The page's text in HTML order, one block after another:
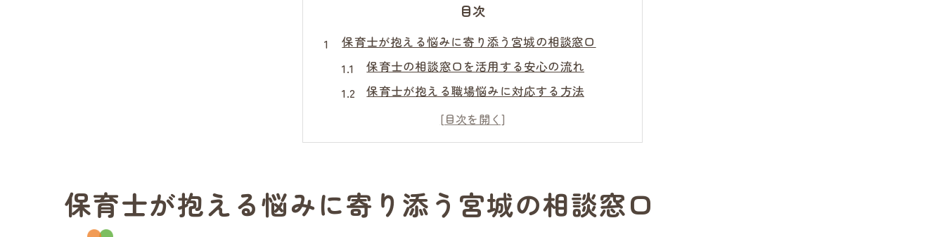
目次
保育士が抱える悩みに寄り添う宮城の相談窓口
保育士の相談窓口を活用する安心の流れ
保育士が抱える職場悩みに対応する方法
宮城県保育士支援センターのサポート内容
悩みを相談できる保育士のための体制とは
宮城県で利用可能な保育士向けカウンセリング情報
保育士が宮城県で受けるカウンセリングの特徴
保育士が抱える悩みに寄り添う宮城の相談窓口